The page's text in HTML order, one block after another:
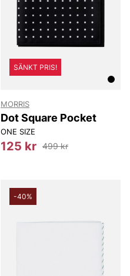
SÄNKT PRIS!
MORRIS
Dot Square Pocket
ONE SIZE
125 kr 499 kr
-40%